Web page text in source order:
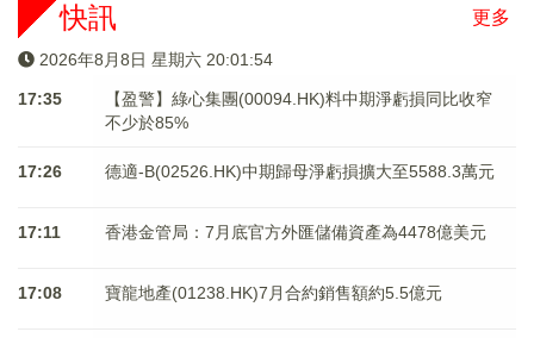
更多
快訊
2026年8月8日 星期六 20:01:55
17:35
【盈警】綠心集團(00094.HK)料中期淨虧損同比收窄
不少於85%
17:26 德適-B(02526.HK)中期歸母淨虧損擴大至5588.3萬元
17:11 香港金管局：7月底官方外匯儲備資產為4478億美元
17:08 寶龍地產(01238.HK)7月合約銷售額約5.5億元